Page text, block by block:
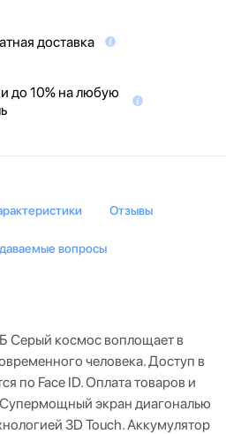
доставка
до 10% на любую
Отзывы
вопросы
Серый космос воплощает в
человека. Доступ в
по Face ID. Оплата товаров и
экран диагональю
3D Touch. Аккумулятор